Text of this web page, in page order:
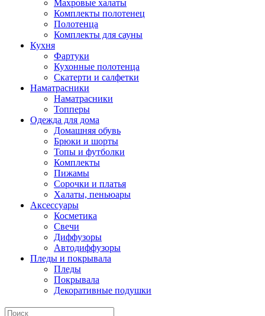
Махровые халаты
Комплекты полотенец
Полотенца
Комплекты для сауны
Кухня
Фартуки
Кухонные полотенца
Скатерти и салфетки
Наматрасники
Наматрасники
Топперы
Одежда для дома
Домашняя обувь
Брюки и шорты
Топы и футболки
Комплекты
Пижамы
Сорочки и платья
Халаты, пеньюары
Аксессуары
Косметика
Свечи
Диффузоры
Автодиффузоры
Пледы и покрывала
Пледы
Покрывала
Декоративные подушки